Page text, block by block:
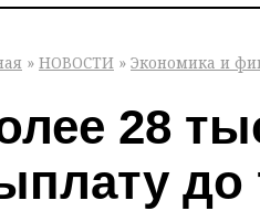
» НОВОСТИ » Экономика и
28
до